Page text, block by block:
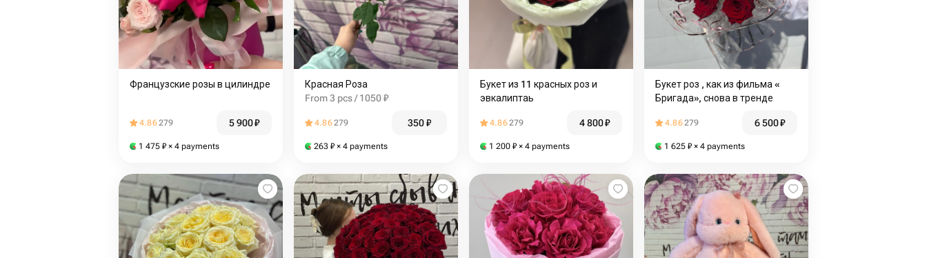
Французские розы в цилиндре
4.86279 5 900₽
1 475 ₽ × 4 payments
Красная Роза
From 3 pcs / 1050 ₽
4.86279 350₽
263 ₽ × 4 payments
Букет из 11 красных роз и
эвкалиптаь
4.86279 4 800₽
1 200 ₽ × 4 payments
Букет роз , как из фильма «
Бригада», снова в тренде
4.86279 6 500₽
1 625 ₽ × 4 payments